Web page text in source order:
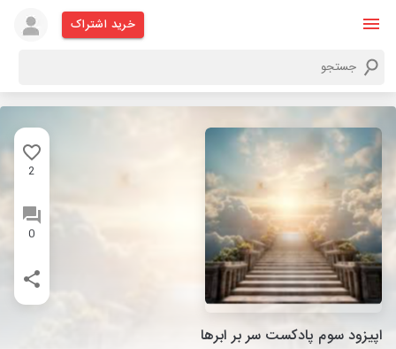
خرید اشتراک
2
0
اپیزود سوم پادکست سر بر ابرها